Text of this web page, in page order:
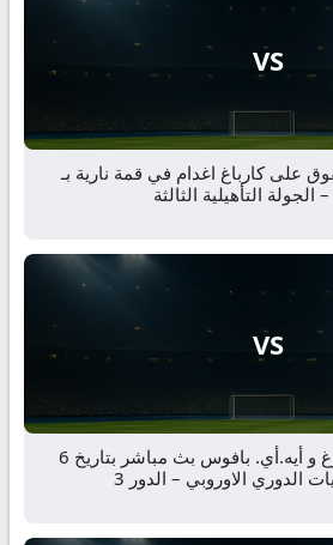
VS
على كارباغ اغدام في قمة نارية بـ
التأهيلية الثالثة
VS
مباراة ريد بول سالزبورغ و أيه.أي. بافوس بث مباشر بتاريخ 6